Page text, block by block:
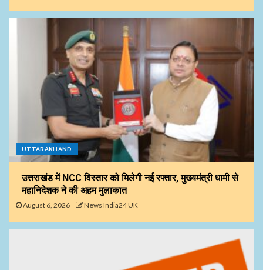
UTTARAKHAND
उत्तराखंड में NCC विस्तार को मिलेगी नई रफ्तार, मुख्यमंत्री धामी से
महानिदेशक ने की अहम मुलाकात
August 6, 2026 News India24 UK